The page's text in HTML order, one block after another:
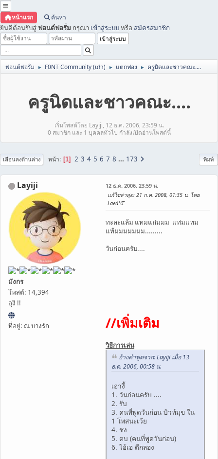
หน้าแรก ค้นหา
ยินดีต้อนรับสู่ ฟอนต์ฟอรั่ม กรุณา เข้าสู่ระบบหรือ สมัครสมาชิก
ฟอนต์ฟอรั่ม ► F0NT Community (เก่า) ► แตกฟอง ► ครูนิดและชาวคณะ....
ครูนิดและชาวคณะ....
เริ่มโพสต์โดย Layiji, 12 ธ.ค. 2006, 23:59 น.
0 สมาชิก และ 1 บุคคลทั่วไป กำลังเปิดอ่านโพสต์นี้
พิมพ์
เลื่อนลงด้านล่าง หน้า 1 2 3 4 5 6 7 8 ... 173
Layiji
มังกร
โพสต์: 14,394
อุงิ !!
ที่อยู่: ณ บางรัก
12 ธ.ค. 2006, 23:59 น.
แก้ไขล่าสุด: 21 ก.ค. 2008, 01:35 น. โดย
Laeà¹Œ
ทะละแล้ม แทมแถ่มมม แท่มแทม
แท้มมมมมมม.........
วันก่อนครับ....
//เพิ่มเติม
วิธีการเล่น
อ้างคำพูดจาก: Layiji เมื่อ 13
ธ.ค. 2006, 00:58 น.
เอางี้
1. วันก่อนครับ ....
2. รับ
3. คนที่พูดวันก่อน บิวท์มุข ใน
1 โพสนะเว้ย
4. ชง
5. ตบ (คนที่พูดวันก่อน)
6. ไอ้เอ ตีกลอง